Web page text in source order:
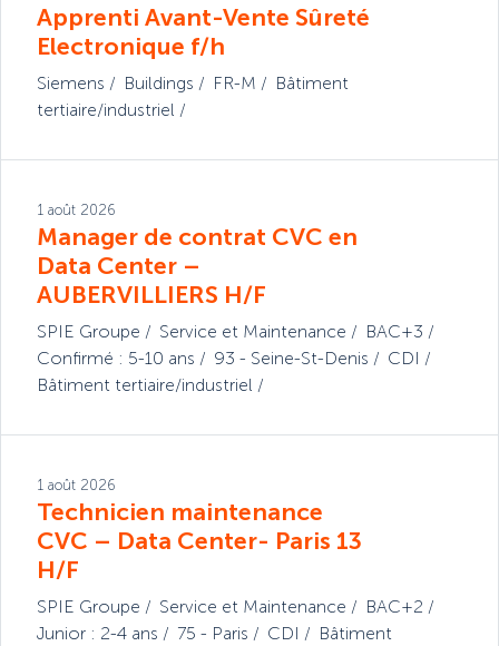
Apprenti Avant-Vente Sûreté
Electronique f/h
Siemens Buildings FR-M
Bâtiment
tertiaire/industriel
1 août 2026
Manager de contrat CVC en
Data Center –
AUBERVILLIERS H/F
SPIE Groupe Service et Maintenance
BAC+3
Confirmé : 5-10 ans
93 - Seine-St-Denis
CDI
Bâtiment tertiaire/industriel
1 août 2026
Technicien maintenance
CVC – Data Center- Paris 13
H/F
SPIE Groupe Service et Maintenance
BAC+2
Junior : 2-4 ans
75 - Paris CDI
Bâtiment